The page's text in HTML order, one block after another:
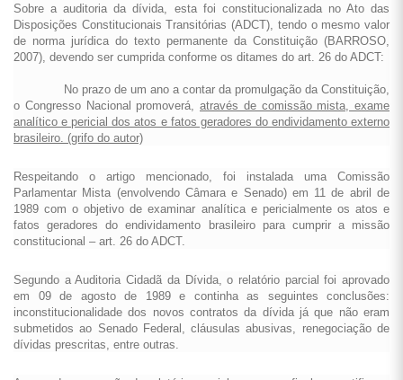
Sobre a auditoria da dívida, esta foi constitucionalizada no Ato das
Disposições Constitucionais Transitórias (ADCT), tendo o mesmo valor
de norma jurídica do texto permanente da Constituição (BARROSO,
2007), devendo ser cumprida conforme os ditames do art. 26 do ADCT:
No prazo de um ano a contar da promulgação da Constituição,
o Congresso Nacional promoverá, através de comissão mista, exame
analítico e pericial dos atos e fatos geradores do endividamento externo
brasileiro. (grifo do autor)
Respeitando o artigo mencionado, foi instalada uma Comissão
Parlamentar Mista (envolvendo Câmara e Senado) em 11 de abril de
1989 com o objetivo de examinar analítica e pericialmente os atos e
fatos geradores do endividamento brasileiro para cumprir a missão
constitucional – art. 26 do ADCT.
Segundo a Auditoria Cidadã da Dívida, o relatório parcial foi aprovado
em 09 de agosto de 1989 e continha as seguintes conclusões:
inconstitucionalidade dos novos contratos da dívida já que não eram
submetidos ao Senado Federal, cláusulas abusivas, renegociação de
dívidas prescritas, entre outras.